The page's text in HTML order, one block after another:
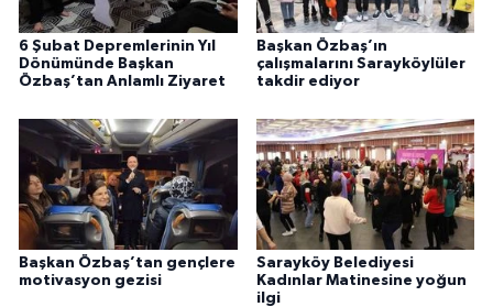
6 Şubat Depremlerinin Yıl
Dönümünde Başkan
Özbaş’tan Anlamlı Ziyaret
Başkan Özbaş’ın
çalışmalarını Sarayköylüler
takdir ediyor
Başkan Özbaş’tan gençlere
motivasyon gezisi
Sarayköy Belediyesi
Kadınlar Matinesine yoğun
ilgi